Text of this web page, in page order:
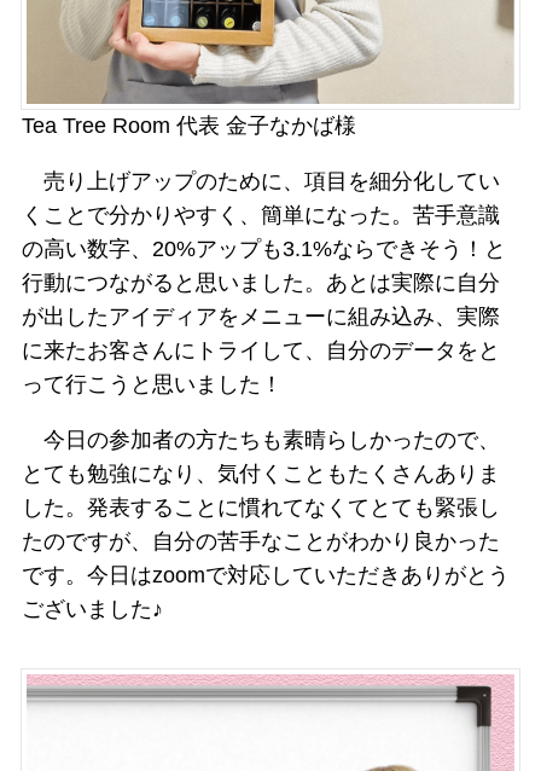
Tea Tree Room 代表 金子なかば様
売り上げアップのために、項目を細分化してい
くことで分かりやすく、簡単になった。苦手意識
の高い数字、20%アップも3.1%ならできそう！と
行動につながると思いました。あとは実際に自分
が出したアイディアをメニューに組み込み、実際
に来たお客さんにトライして、自分のデータをと
って行こうと思いました！
今日の参加者の方たちも素晴らしかったので、
とても勉強になり、気付くこともたくさんありま
した。発表することに慣れてなくてとても緊張し
たのですが、自分の苦手なことがわかり良かった
です。今日はzoomで対応していただきありがとう
ございました♪